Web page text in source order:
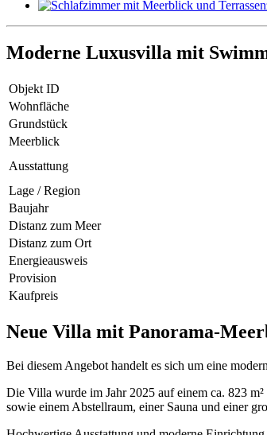
Moderne Luxusvilla mit
Objekt ID
Wohnfläche
Grundstück
Meerblick
Ausstattung
Lage / Region
Baujahr
Distanz zum Meer
Distanz zum Ort
Energieausweis
Provision
Kaufpreis
Neue Villa mit Panorama-
Bei diesem Angebot handelt es sich um eine
Die Villa wurde im Jahr 2025 auf einem ca. 823
sowie einem Abstellraum, einer Sauna und einer